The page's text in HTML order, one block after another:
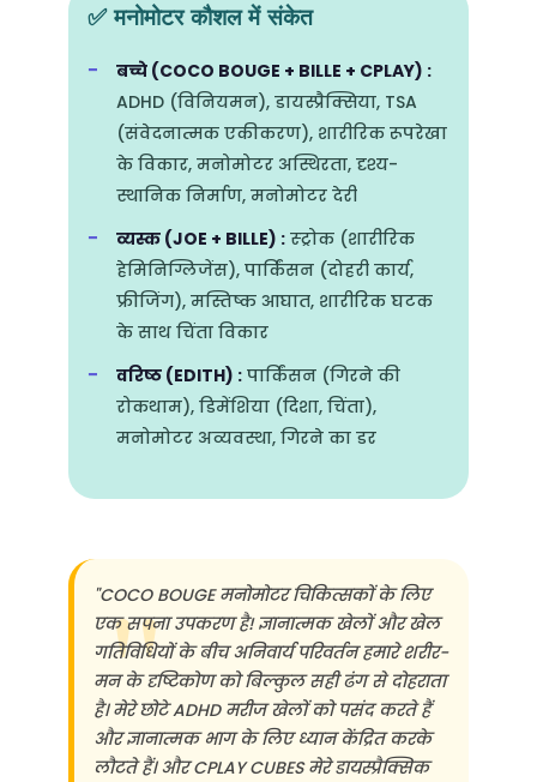
✅ मनोमोटर कौशल में संकेत
बच्चे (COCO BOUGE + BILLE + CPLAY) :
ADHD (विनियमन), डायस्प्रैक्सिया, TSA
(संवेदनात्मक एकीकरण), शारीरिक रूपरेखा
के विकार, मनोमोटर अस्थिरता, दृश्य-
स्थानिक निर्माण, मनोमोटर देरी
व्यस्क (JOE + BILLE) :स्ट्रोक (शारीरिक
हेमिनिग्लिजेंस), पार्किंसन (दोहरी कार्य,
फ्रीजिंग), मस्तिष्क आघात, शारीरिक घटक
के साथ चिंता विकार
वरिष्ठ (EDITH) :पार्किंसन (गिरने की
रोकथाम), डिमेंशिया (दिशा, चिंता),
मनोमोटर अव्यवस्था, गिरने का डर
"COCO BOUGE मनोमोटर चिकित्सकों के लिए
एक सपना उपकरण है! ज्ञानात्मक खेलों और खेल
गतिविधियों के बीच अनिवार्य परिवर्तन हमारे शरीर-
मन के दृष्टिकोण को बिल्कुल सही ढंग से दोहराता
है। मेरे छोटे ADHD मरीज खेलों को पसंद करते हैं
और ज्ञानात्मक भाग के लिए ध्यान केंद्रित करके
लौटते हैं। और CPLAY CUBES मेरे डायस्प्रैक्सिक